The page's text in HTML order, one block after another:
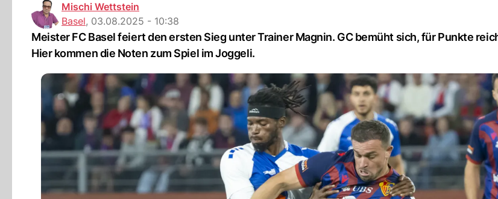
Mischi Wettstein
Basel, 03.08.2025 - 10:38
Meister FC Basel feiert den ersten Sieg unter Trainer Magnin. GC bemüht sich, für Punkte
Hier kommen die Noten zum Spiel im Joggeli.